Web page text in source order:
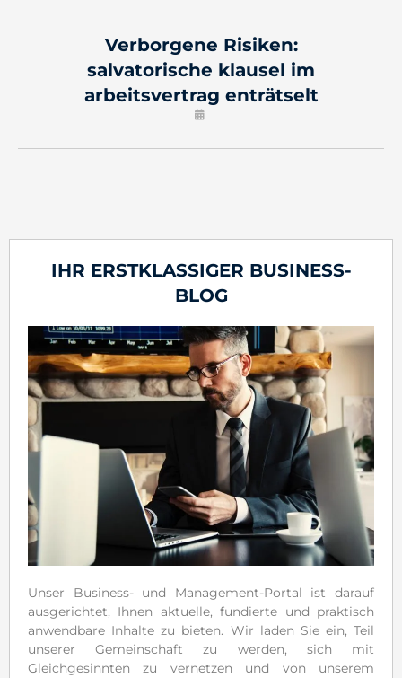
IHR ERSTKLASSIGER BUSINESS-
BLOG
Unser Business- und Management-Portal ist darauf
ausgerichtet, Ihnen aktuelle, fundierte und praktisch
anwendbare Inhalte zu bieten. Wir laden Sie ein, Teil
unserer Gemeinschaft zu werden, sich mit
Gleichgesinnten zu vernetzen und von unserem
Verborgene Risiken:
salvatorische klausel im
arbeitsvertrag enträtselt